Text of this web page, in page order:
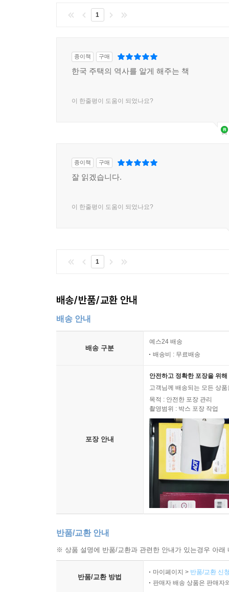
1
종이책 구매
한국 주택의 역사를 알게 해주는 책
이 한줄평이 도움이 되었나요?
종이책 구매
잘 읽겠습니다.
이 한줄평이 도움이 되었나요?
1
배송/반품/교환 안내
배송 안내
배송 구분
예스24 배송
배송비 : 무료배송
포장 안내
안전하고 정확한 포장을 위
고객님께 배송되는 모든 상
목적 : 안전한 포장 관리
촬영범위 : 박스 포장 작업
반품/교환 안내
※ 상품 설명에 반품/교환과 관련한 안내가 있는경우 아
반품/교환 방법
마이페이지 > 반품/교환 신
판매자 배송 상품은 판매자